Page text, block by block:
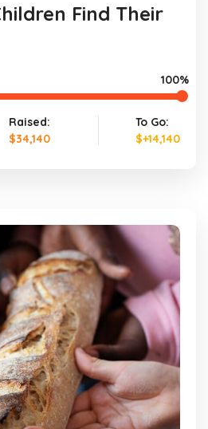
Find Their
100%
Raised:
$34,140
To Go:
$+14,140